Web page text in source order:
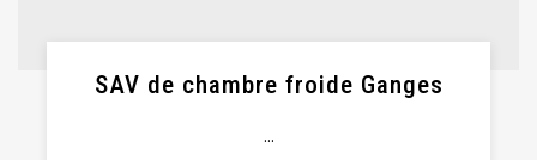
SAV de chambre froide Ganges
...